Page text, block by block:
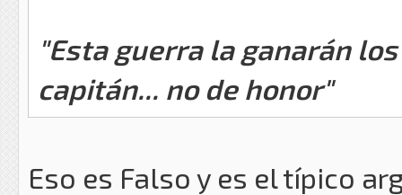
"Esta guerra la ganarán
capitán... no de honor"
Eso es Falso y es el típico